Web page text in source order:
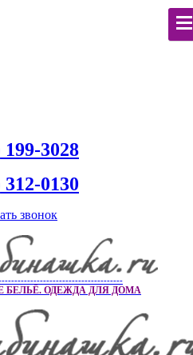
199-3028
312-0130
звонок
ОДЕЖДА ДЛЯ ДОМА